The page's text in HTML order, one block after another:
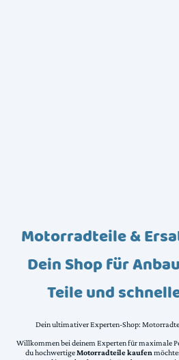
Motorradteile &
Dein Shop für
Teile und
Dein ultimativer Experten-Shop:
Willkommen bei deinem Experten für maximale
du hochwertigeMotorradteile kaufen